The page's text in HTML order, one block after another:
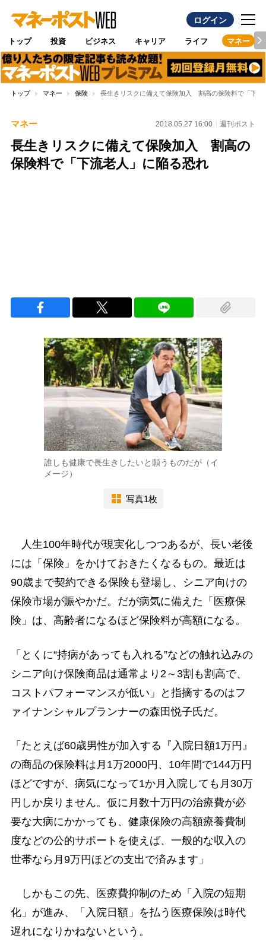
ログイン
トップ 投資 ビジネス キャリア ライフ マネー
トップ マネー 保険 長生きリスクに備えて保険加入 割高の保険料で「下流
マネー 2018.05.27 16:00 週刊ポスト
長生きリスクに備えて保険加入 割高の
保険料で「下流老人」に陥る恐れ
誰しも健康で長生きしたいと願うものだが（イ
メージ）
写真1枚
人生100年時代が現実化しつつあるが、長い老後
には「保険」をかけておきたくなるもの。最近は
90歳まで契約できる保険も登場し、シニア向けの
保険市場が賑やかだ。だが病気に備えた「医療保
険」は、高齢者になるほど保険料が高額になる。
「とくに“持病があっても入れる”などの触れ込みの
シニア向け保険商品は通常より2～3割も割高で、
コストパフォーマンスが低い」と指摘するのはフ
ァイナンシャルプランナーの森田悦子氏だ。
「たとえば60歳男性が加入する『入院日額1万円』
の商品の保険料は月1万2000円、10年間で144万円
ほどですが、病気になって1か月入院しても月30万
円しか戻りません。仮に月数十万円の治療費が必
要な大病にかかっても、健康保険の高額療養費制
度などの公的サポートを使えば、一般的な収入の
世帯なら月9万円ほどの支出で済みます」
しかもこの先、医療費抑制のため「入院の短期
化」が進み、「入院日額」を払う医療保険は時代
遅れになりかねないという。